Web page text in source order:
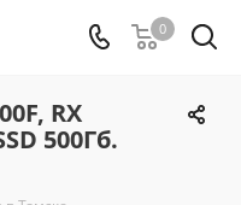
0
RX
500Гб.